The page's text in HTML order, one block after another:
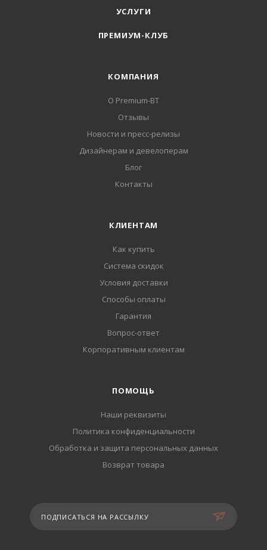
УСЛУГИ
ПРЕМИУМ-КЛУБ
КОМПАНИЯ
О Premium-BT
Отзывы
Новости и пресс-релизы
Дизайнерам и девелоперам
Блог
Контакты
КЛИЕНТАМ
Как купить
Система скидок
Условия доставки
Способы оплаты
Гарантия
Вопрос-ответ
Корпоративным клиентам
ПОМОЩЬ
Наши реквизиты
Политика конфиденциальности
Обработка и защита персональных данных
Возврат товара
ПОДПИСАТЬСЯ НА РАССЫЛКУ